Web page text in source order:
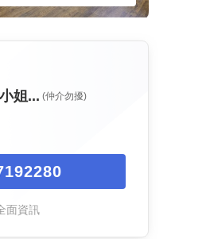
姐... (仲介勿擾)
面資訊